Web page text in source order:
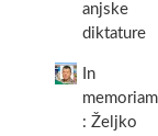
anjske
diktature
In
memoriam
: Željko